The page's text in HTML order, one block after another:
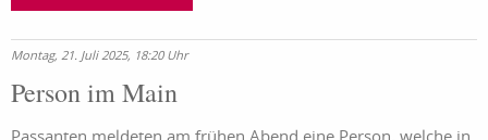
Montag, 21. Juli 2025, 18:20 Uhr
Person im Main